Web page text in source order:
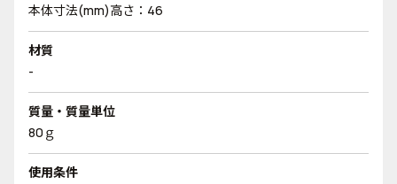
本体寸法(mm)高さ：46
材質
-
質量・質量単位
80ｇ
使用条件